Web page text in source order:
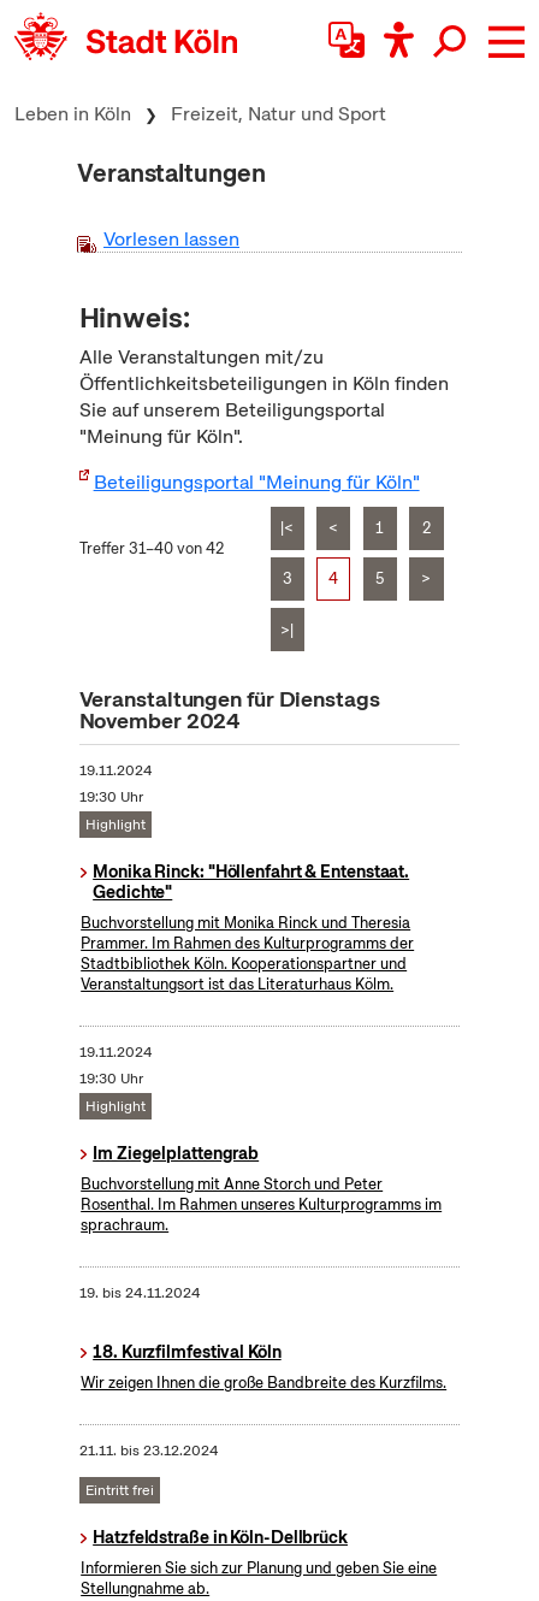
zum Inhalt springen
Leben in Köln Freizeit, Natur und Sport
Veranstaltungen
Vorlesen lassen
Hinweis:
Alle Veranstaltungen mit/zu
Öffentlichkeitsbeteiligungen in Köln finden
Sie auf unserem Beteiligungsportal
"Meinung für Köln".
Beteiligungsportal "Meinung für Köln"
Treffer 31–40 von 42
|< < 1 2
3 4 5 >
>|
Veranstaltungen für Dienstags
November 2024
19.11.2024
19:30 Uhr
Highlight
Monika Rinck: "Höllenfahrt & Entenstaat.
Gedichte"
Buchvorstellung mit Monika Rinck und Theresia
Prammer. Im Rahmen des Kulturprogramms der
Stadtbibliothek Köln. Kooperationspartner und
Veranstaltungsort ist das Literaturhaus Kölm.
19.11.2024
19:30 Uhr
Highlight
Im Ziegelplattengrab
Buchvorstellung mit Anne Storch und Peter
Rosenthal. Im Rahmen unseres Kulturprogramms im
sprachraum.
19. bis24.11.2024
18. Kurzfilmfestival Köln
Wir zeigen Ihnen die große Bandbreite des Kurzfilms.
21.11. bis23.12.2024
Eintritt frei
Hatzfeldstraße in Köln-Dellbrück
Informieren Sie sich zur Planung und geben Sie eine
Stellungnahme ab.